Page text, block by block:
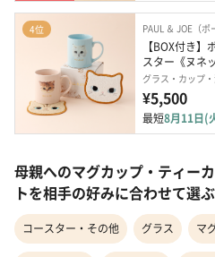
4位 PAUL ＆ JOE（ポ
【BOX付き
スター《ヌネ
グラス・カップ
¥5,500
最短8月11日(
母親へのマグカップ・ティー
トを相手の好みに合わせて選ぶ
コースター・その他 グラス マ